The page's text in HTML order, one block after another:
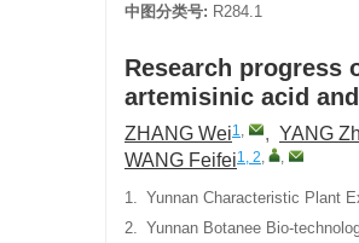
中图分类号: R284.1
Research progress
artemisinic acid
ZHANG Wei1 , YANG
WANG Feifei1, 2
1.
Yunnan Characteristic Plant
2.
Yunnan Botanee Bio-